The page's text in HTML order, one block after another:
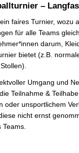
–
faires Turnier, wozu
für alle Teams
darum,
bietet (z.B.
Umgang und
Teilnahme &
oder unsportlichem
nicht ernst